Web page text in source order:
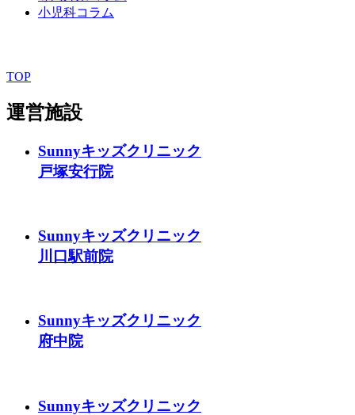
小児科コラム
TOP
運営施設
Sunnyキッズクリニック
戸塚安行院
Sunnyキッズクリニック
川口駅前院
Sunnyキッズクリニック
府中院
Sunnyキッズクリニック